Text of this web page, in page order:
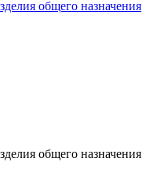
общего назначения
общего назначения